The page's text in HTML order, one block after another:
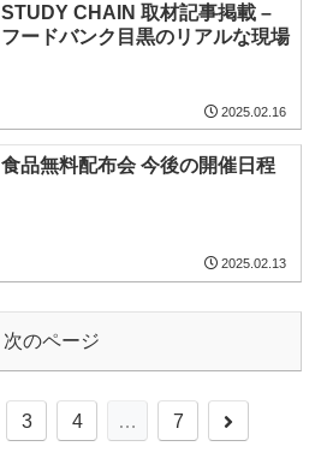
STUDY CHAIN 取材記事掲載 –
フードバンク目黒のリアルな現場
2025.02.16
食品無料配布会 今後の開催日程
2025.02.13
次のページ
3 4 … 7
次